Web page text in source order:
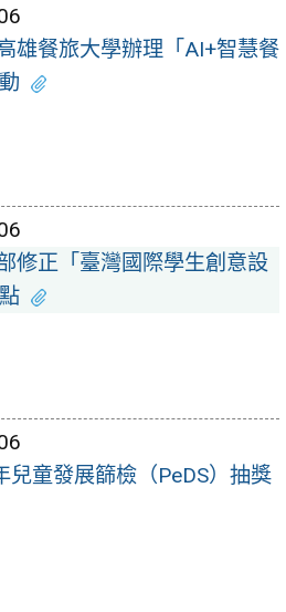
雄餐旅大學辦理「AI+智慧餐
修正「臺灣國際學生創意設
兒童發展篩檢（PeDS）抽獎